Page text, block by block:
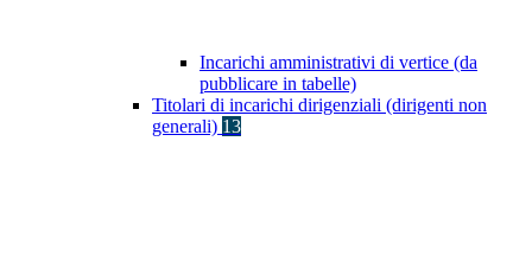
Incarichi amministrativi di vertice (da
pubblicare in tabelle)
Titolari di incarichi dirigenziali (dirigenti non
generali) 13